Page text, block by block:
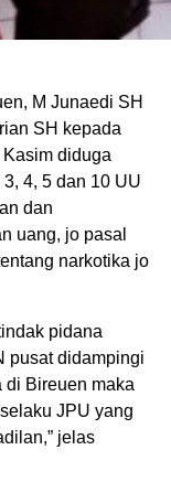
M Junaedi SH
SH kepada
diduga
4, 5 dan 10 UU
dan
uang, jo pasal
narkotika jo
pidana
pusat didampingi
di Bireuen maka
JPU yang
jelas